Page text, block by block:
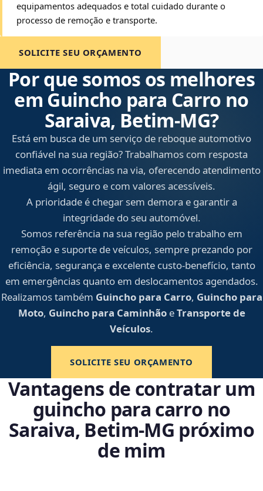
equipamentos adequados e total cuidado durante o
processo de remoção e transporte.
SOLICITE SEU ORÇAMENTO
Por que somos os melhores
em Guincho para Carro no
Saraiva, Betim‑MG?
Está em busca de um serviço de reboque automotivo
confiável na sua região? Trabalhamos com resposta
imediata em ocorrências na via, oferecendo atendimento
ágil, seguro e com valores acessíveis.
A prioridade é chegar sem demora e garantir a
integridade do seu automóvel.
Somos referência na sua região pelo trabalho em
remoção e suporte de veículos, sempre prezando por
eficiência, segurança e excelente custo-benefício, tanto
em emergências quanto em deslocamentos agendados.
Realizamos também Guincho para Carro, Guincho para
Moto, Guincho para CaminhãoeTransporte de
Veículos.
SOLICITE SEU ORÇAMENTO
Vantagens de contratar um
guincho para carro no
Saraiva, Betim‑MG próximo
de mim